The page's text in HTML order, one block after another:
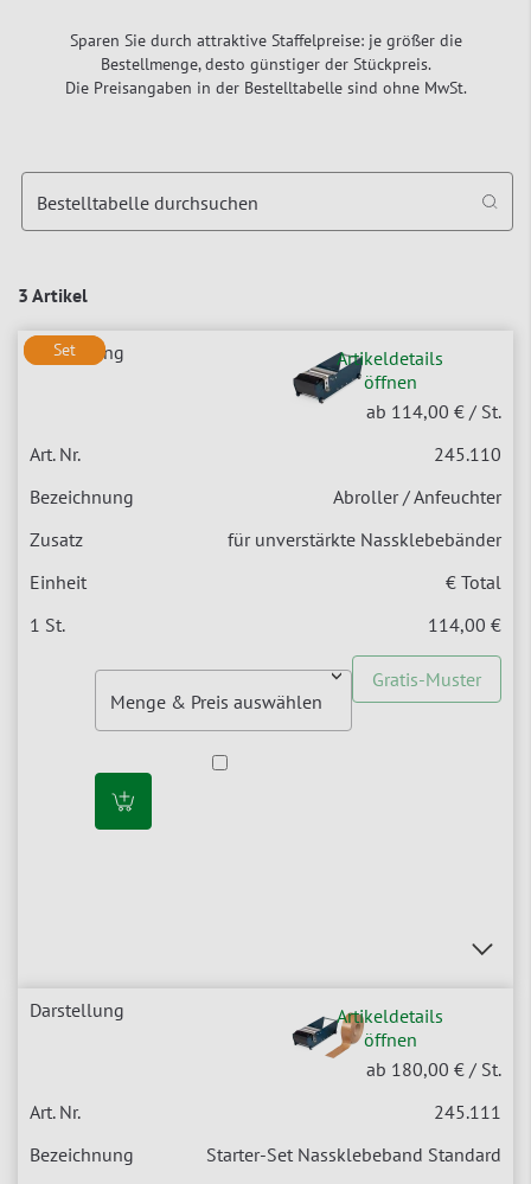
Sparen Sie durch attraktive Staffelpreise: je größer die
Bestellmenge, desto günstiger der Stückpreis.
Die Preisangaben in der Bestelltabelle sind ohne MwSt.
3 Artikel
Bestelltabelle durchsuchen
Artikeldetails
öffnen
ab 114,00 € / St.
245.110
Abroller / Anfeuchter
für unverstärkte Nassklebebänder
€ Total
114,00 €
Gratis-Muster
Set
Artikeldetails
öffnen
ab 180,00 € / St.
245.111
Starter-Set Nassklebeband Standard
Set